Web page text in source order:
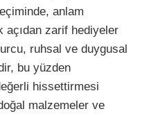
anlam
açıdan zarif hediyeler
ruhsal ve duygusal
bu yüzden
hissettirmesi
malzemeler ve